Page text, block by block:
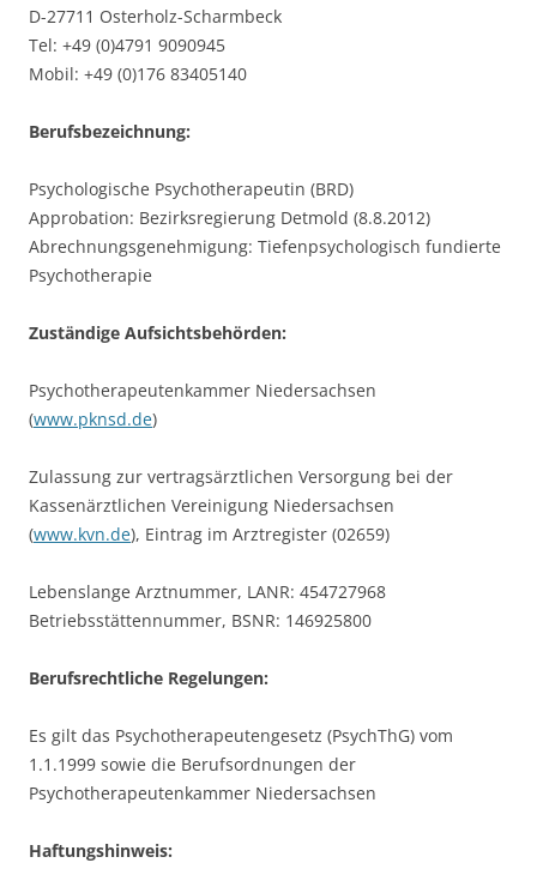
D-27711 Osterholz-Scharmbeck
Tel: +49 (0)4791 9090945
Mobil: +49 (0)176 83405140
Berufsbezeichnung:
Psychologische Psychotherapeutin (BRD)
Approbation: Bezirksregierung Detmold (8.8.2012)
Abrechnungsgenehmigung: Tiefenpsychologisch fundierte
Psychotherapie
Zuständige Aufsichtsbehörden:
Psychotherapeutenkammer Niedersachsen
(www.pknsd.de)
Zulassung zur vertragsärztlichen Versorgung bei der
Kassenärztlichen Vereinigung Niedersachsen
(www.kvn.de), Eintrag im Arztregister (02659)
Lebenslange Arztnummer, LANR: 454727968
Betriebsstättennummer, BSNR: 146925800
Berufsrechtliche Regelungen:
Es gilt das Psychotherapeutengesetz (PsychThG) vom
1.1.1999 sowie die Berufsordnungen der
Psychotherapeutenkammer Niedersachsen
Haftungshinweis: